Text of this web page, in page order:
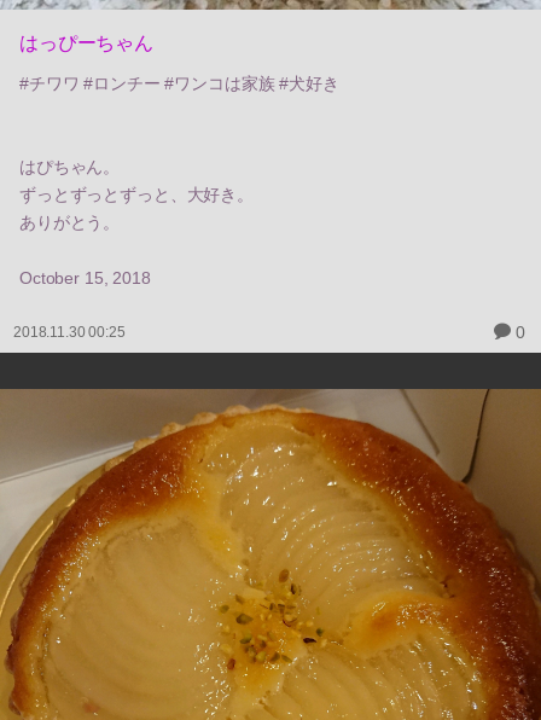
はっぴーちゃん
#チワワ #ロンチー #ワンコは家族 #犬好き
はぴちゃん。
ずっとずっとずっと、大好き。
ありがとう。
October 15, 2018
2018.11.30 00:25 0